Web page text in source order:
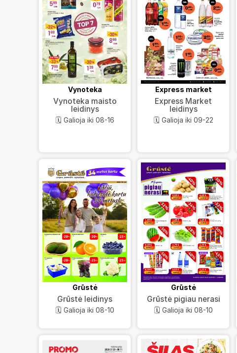
Vynoteka
Vynoteka maisto
leidinys
🗓️ Galioja iki 08-16
Express market
Express Market
leidinys
🗓️ Galioja iki 09-22
Grūstė
Grūstė leidinys
🗓️ Galioja iki 08-10
Grūstė
Grūstė pigiau nerasi
🗓️ Galioja iki 08-10